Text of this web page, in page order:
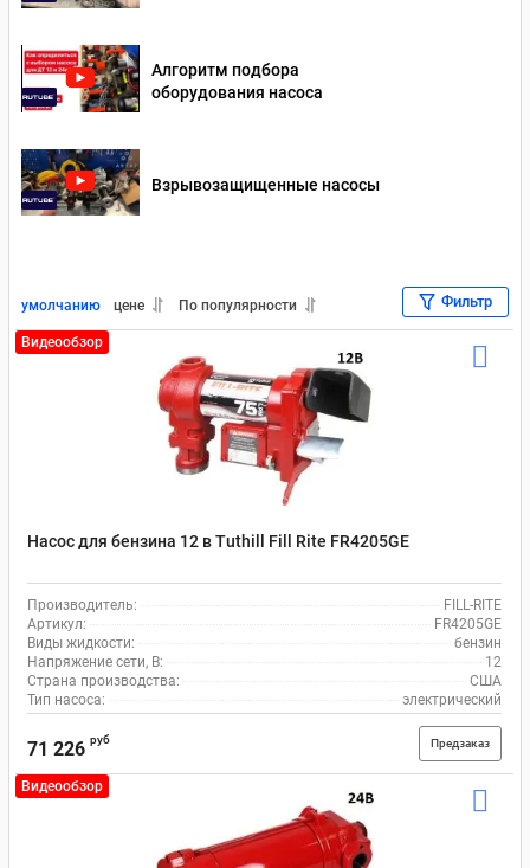
Насосы для перекачки масла 12 В
Насосы для перекачки масла 220 В
Насосы для перекачки масла 24 В
Насосы для перекачки бензина 220 В
Насосы для перекачки дизельного топлива Piusi
Насосы для перекачки масла Piusi
Алгоритм подбора
оборудования насоса
Взрывозащищенные насосы
умолчанию цене По популярности Фильтр
Видеообзор
Насос для бензина 12 в Tuthill Fill Rite FR4205GE
Производитель:
FILL-RITE
Артикул:
FR4205GE
Виды жидкости:
бензин
Напряжение сети, В:
12
Страна производства:
США
Тип насоса:
электрический
71 226 руб Предзаказ
Видеообзор